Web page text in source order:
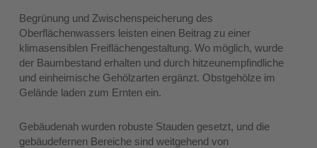
Begrünung und Zwischenspeicherung des
Oberflächenwassers leisten einen Beitrag zu einer
klimasensiblen Freiflächengestaltung. Wo möglich, wurde
der Baumbestand erhalten und durch hitzeunempfindliche
und einheimische Gehölzarten ergänzt. Obstgehölze im
Gelände laden zum Ernten ein.
Gebäudenah wurden robuste Stauden gesetzt, und die
gebäudefernen Bereiche sind weitgehend von